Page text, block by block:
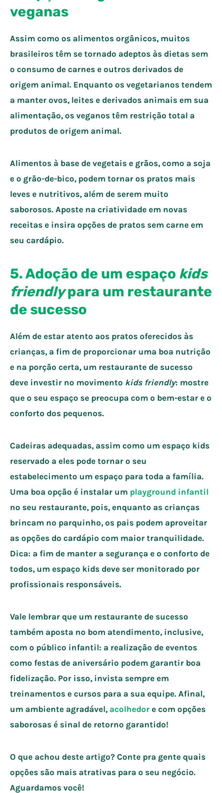
veganas
Assim como os alimentos orgânicos, muitos
brasileiros têm se tornado adeptos às dietas sem
o consumo de carnes e outros derivados de
origem animal. Enquanto os vegetarianos tendem
a manter ovos, leites e derivados animais em sua
alimentação, os veganos têm restrição total a
produtos de origem animal.
Alimentos à base de vegetais e grãos, como a soja
e o grão-de-bico, podem tornar os pratos mais
leves e nutritivos, além de serem muito
saborosos. Aposte na criatividade em novas
receitas e insira opções de pratos sem carne em
seu cardápio.
5. Adoção de um espaço kids
friendlypara um restaurante
de sucesso
Além de estar atento aos pratos oferecidos às
crianças, a fim de proporcionar uma boa nutrição
e na porção certa, um restaurante de sucesso
deve investir no movimento kids friendly: mostre
que o seu espaço se preocupa com o bem-estar e o
conforto dos pequenos.
Cadeiras adequadas, assim como um espaço kids
reservado a eles pode tornar o seu
estabelecimento um espaço para toda a família.
Uma boa opção é instalar um playground infantil
no seu restaurante, pois, enquanto as crianças
brincam no parquinho, os pais podem aproveitar
as opções do cardápio com maior tranquilidade.
Dica: a fim de manter a segurança e o conforto de
todos, um espaço kids deve ser monitorado por
profissionais responsáveis.
Vale lembrar que um restaurante de sucesso
também aposta no bom atendimento, inclusive,
com o público infantil: a realização de eventos
como festas de aniversário podem garantir boa
fidelização. Por isso, invista sempre em
treinamentos e cursos para a sua equipe. Afinal,
um ambiente agradável, acolhedor e com opções
saborosas é sinal de retorno garantido!
O que achou deste artigo? Conte pra gente quais
opções são mais atrativas para o seu negócio.
Aguardamos você!